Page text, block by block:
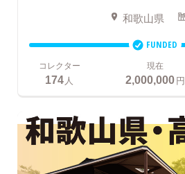
和歌山県
FUNDED
コレクター
174 人
現在
2,000,000円